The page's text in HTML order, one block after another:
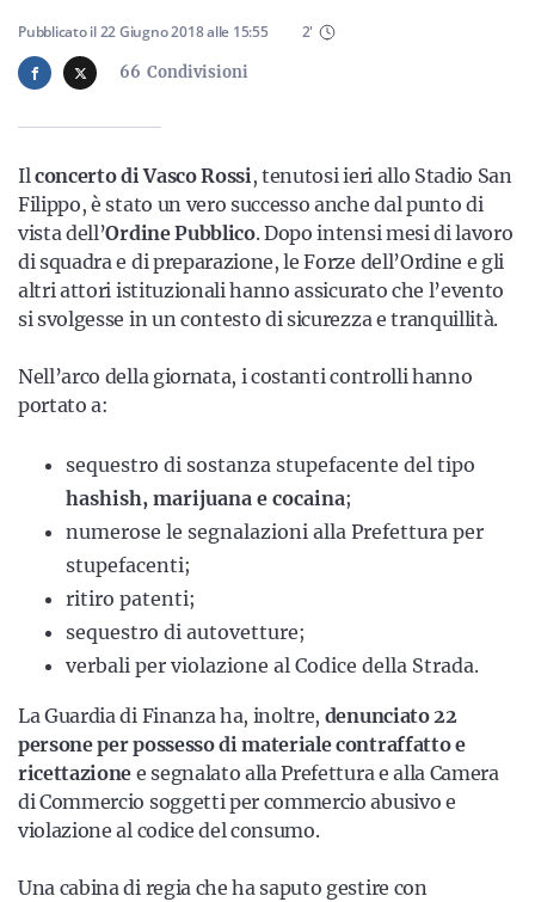
Servizi
Resta sempre aggiornato con le ultime news, iscriviti alla
nostra newsletter
Iscriviti
66 Condivisioni
Pubblicato il22 Giugno 2018alle 15:55 2'
Ilconcerto di Vasco Rossi , tenutosi ieri allo Stadio San
Filippo, è stato un vero successo anche dal punto di
vista dell’Ordine Pubblico. Dopo intensi mesi di lavoro
di squadra e di preparazione, le Forze dell’Ordine e gli
altri attori istituzionali hanno assicurato che l’evento
si svolgesse in un contesto di sicurezza e tranquillità.
Nell’arco della giornata, i costanti controlli hanno
portato a:
sequestro di sostanza stupefacente del tipo
hashish, marijuana e cocaina;
numerose le segnalazioni alla Prefettura per
stupefacenti;
ritiro patenti;
sequestro di autovetture;
verbali per violazione al Codice della Strada.
La Guardia di Finanza ha, inoltre, denunciato 22
persone per possesso di materiale contraffatto e
ricettazione e segnalato alla Prefettura e alla Camera
di Commercio soggetti per commercio abusivo e
violazione al codice del consumo.
Una cabina di regia che ha saputo gestire con